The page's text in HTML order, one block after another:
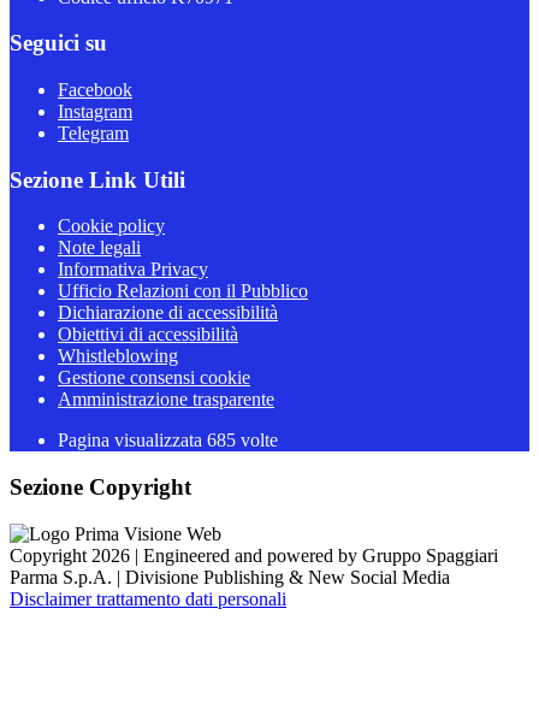
Seguici su
Facebook
Instagram
Telegram
Sezione Link Utili
Cookie policy
Note legali
Informativa Privacy
Ufficio Relazioni con il Pubblico
Dichiarazione di accessibilità
Obiettivi di accessibilità
Whistleblowing
Gestione consensi cookie
Amministrazione trasparente
Pagina visualizzata 685 volte
Sezione Copyright
Copyright 2026 | Engineered and powered by Gruppo Spaggiari
Parma S.p.A. | Divisione Publishing & New Social Media
Disclaimer trattamento dati personali